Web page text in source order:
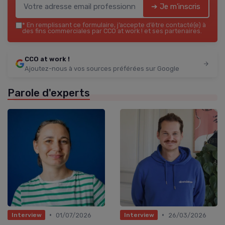
➔ Je m'inscris
* En remplissant ce formulaire, j’accepte d’être contacté(e) à
des fins commerciales par CCO at work ! et ses partenaires.
CCO at work !
Ajoutez-nous à vos sources préférées sur Google
Parole d'experts
Interview •
01/07/2026
Interview •
26/03/2026